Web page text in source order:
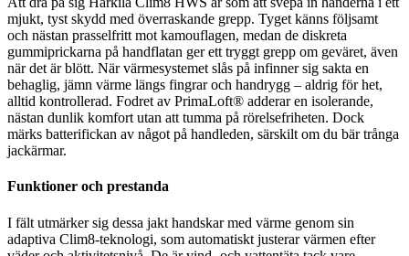
mjukt, tyst skydd med överraskande grepp. Tyget känns följsamt
och nästan prasselfritt mot kamouflagen, medan de diskreta
gummiprickarna på handflatan ger ett tryggt grepp om geväret, även
när det är blött. När värmesystemet slås på infinner sig sakta en
behaglig, jämn värme längs fingrar och handrygg – aldrig för het,
alltid kontrollerad. Fodret av PrimaLoft® adderar en isolerande,
nästan dunlik komfort utan att tumma på rörelsefriheten. Dock
märks batterifickan av något på handleden, särskilt om du bär trånga
jackärmar.
Funktioner och prestanda
I fält utmärker sig dessa jakt handskar med värme genom sin
adaptiva Clim8-teknologi, som automatiskt justerar värmen efter